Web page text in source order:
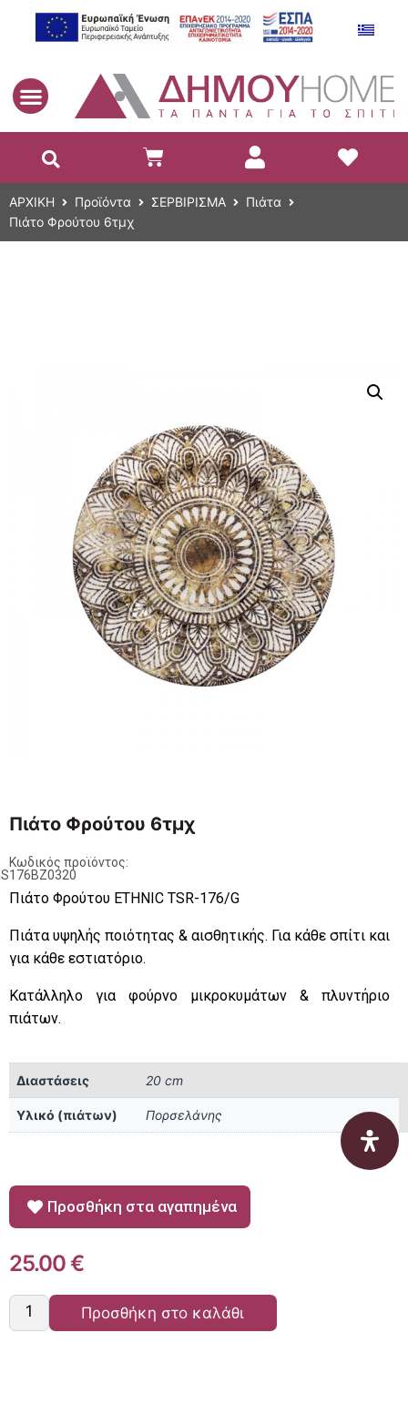
ΑΡΧΙΚΗ Προϊόντα ΣΕΡΒΙΡΙΣΜΑ
Πιάτα
Πιάτο Φρούτου 6τμχ
Πιάτο Φρούτου 6τμχ
Κωδικός προϊόντος:
Πιάτο Φρούτου ETHNIC TSR-176/G
Πιάτα υψηλής ποιότητας & αισθητικής. Για κάθε σπίτι και
για κάθε εστιατόριο.
Κατάλληλο για φούρνο μικροκυμάτων & πλυντήριο
πιάτων.
Διαστάσεις 20 cm
Υλικό (πιάτων) Πορσελάνης
Προσθήκη στα αγαπημένα
25.00€
Προσθήκη στο καλάθι